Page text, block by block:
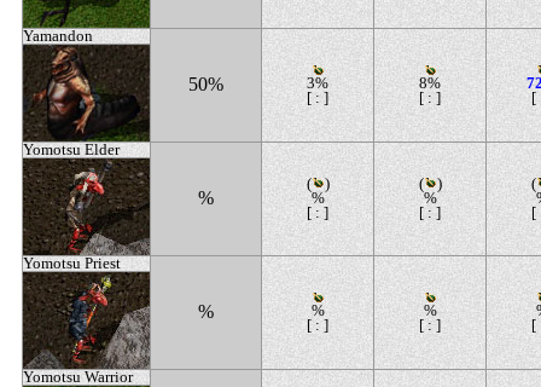
Yamandon
50%
3%
[ : ]
8%
[ : ]
[
Yomotsu Elder
%
(
)
%
[ : ]
(
)
%
[ : ]
(
[
Yomotsu Priest
%
%
[ : ]
%
[ : ]
[
Yomotsu Warrior